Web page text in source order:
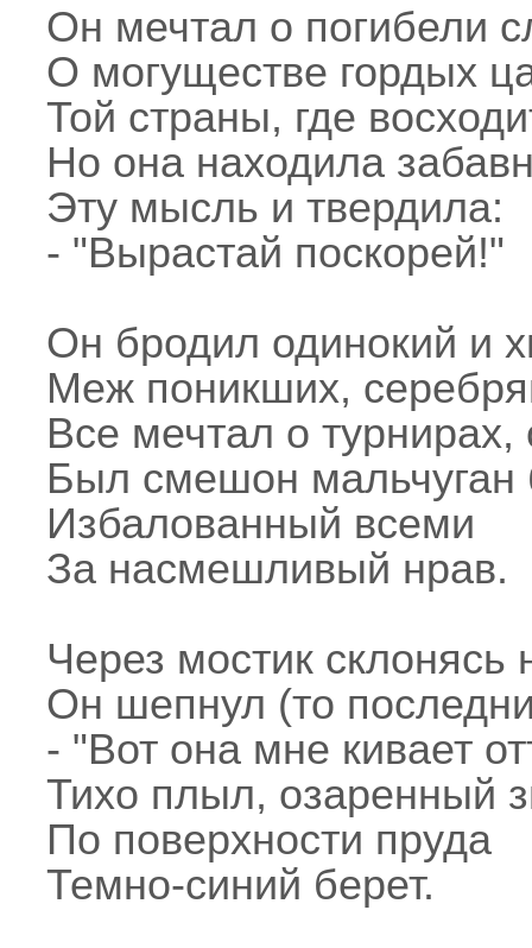
Он мечтал о погибели
О могуществе гордых
Той страны, где
Но она находила
Эту мысль и твердила:
- "Вырастай поскорей!"
Он бродил одинокий и
Меж поникших,
Все мечтал о
Был смешон мальчуган
Избалованный всеми
За насмешливый нрав.
Через мостик склонясь
Он шепнул (то
- "Вот она мне кивает
Тихо плыл, озаренный
По поверхности пруда
Темно-синий берет.